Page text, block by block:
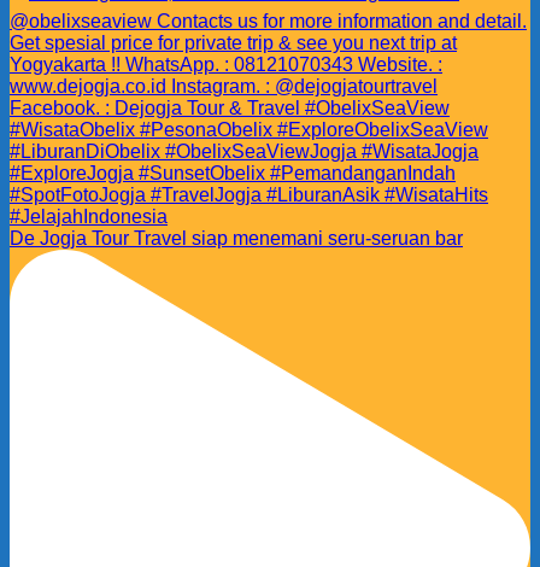
De Jogja Tour Travel siap menemani seru-seruan bar